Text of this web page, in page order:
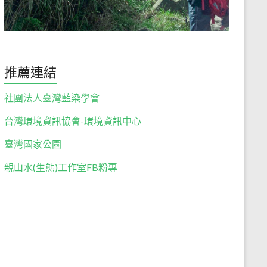
推薦連結
社團法人臺灣藍染學會
台灣環境資訊協會-環境資訊中心
臺灣國家公園
親山水(生態)工作室FB粉專